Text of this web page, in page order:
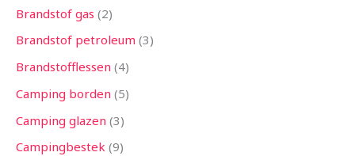
Brandstof gas 2
Brandstof petroleum 3
Brandstofflessen 4
Camping borden 5
Camping glazen 3
Campingbestek 9